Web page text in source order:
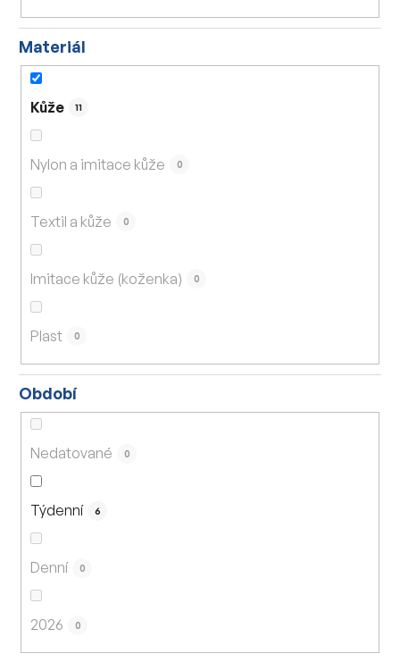
Materiál
Kůže 11
Nylon a imitace kůže 0
Textil a kůže 0
Imitace kůže (koženka) 0
Plast 0
Období
Nedatované 0
Týdenní 6
Denní 0
2026 0